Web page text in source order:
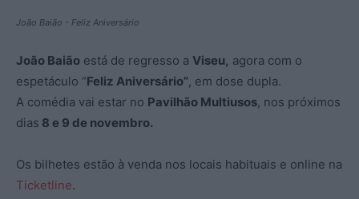
João Baião - Feliz Aniversário
João Baião está de regresso a Viseu, agora com o
espetáculo “Feliz Aniversário”, em dose dupla.
A comédia vai estar no Pavilhão Multiusos, nos próximos
dias 8 e 9 de novembro.
Os bilhetes estão à venda nos locais habituais e online na
Ticketline.